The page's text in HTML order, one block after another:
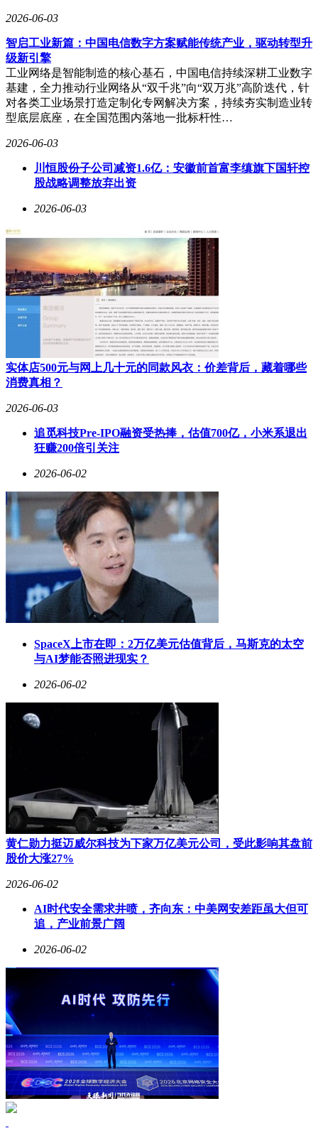
针对行业热议的四足与人形机器人路线之争，舒江鹏明确表示
在复杂地形的稳定性远超双足，当前技术条件下贸然推进人形
机器人风险过高。”他强调，旷行科技的定位是“最懂工程的机
器人大脑供应商”，硬件本体将由专业厂商完成，公司则专注
于通过数据与算法解决诊断与处置的核心难题。
投资方对旷行的技术路径与商业前景给予高度评价。商汤国香
的空-地-矿一体巡检方案填补了市场空白，其技术团队兼具学
术底蕴与市场化落地能力，有望重塑行业安全生产模式。财通
资本投资人则指出，旷行通过“工程多模态大模型+行业数据
库”构建的软硬一体解决方案，直击传统运维机器人“强巡弱
检”的痛点，与头部客户的合作验证了其商业化可行性。
2026-06-03
智启工业新篇：中国电信数字方案赋能传统产业，驱动转型升
级新引擎
工业网络是智能制造的核心基石，中国电信持续深耕工业数字
基建，全力推动行业网络从“双千兆”向“双万兆”高阶迭代，针
对各类工业场景打造定制化专网解决方案，持续夯实制造业转
型底层底座，在全国范围内落地一批标杆性…
2026-06-03
川恒股份子公司减资1.6亿：安徽前首富李缜旗下国轩控
股战略调整放弃出资
2026-06-03
实体店500元与网上几十元的同款风衣：价差背后，藏着哪些
消费真相？
2026-06-03
追觅科技Pre-IPO融资受热捧，估值700亿，小米系退出
狂赚200倍引关注
2026-06-02
SpaceX上市在即：2万亿美元估值背后，马斯克的太空
与AI梦能否照进现实？
2026-06-02
黄仁勋力挺迈威尔科技为下家万亿美元公司，受此影响其盘前
股价大涨27%
2026-06-02
AI时代安全需求井喷，齐向东：中美网安差距虽大但可
追，产业前景广阔
2026-06-02